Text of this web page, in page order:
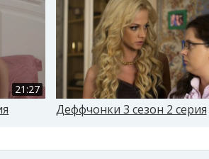
21:27
Деффчонки 3 сезон 2 серия